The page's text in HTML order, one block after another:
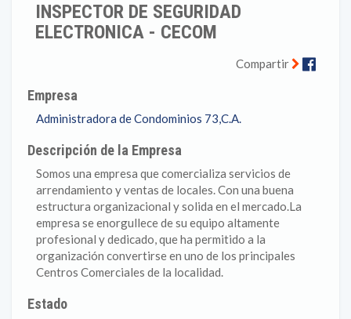
INSPECTOR DE SEGURIDAD
ELECTRONICA - CECOM
Compartir
Empresa
Administradora de Condominios 73,C.A.
Descripción de la Empresa
Somos una empresa que comercializa servicios de
arrendamiento y ventas de locales. Con una buena
estructura organizacional y solida en el mercado.La
empresa se enorgullece de su equipo altamente
profesional y dedicado, que ha permitido a la
organización convertirse en uno de los principales
Centros Comerciales de la localidad.
Estado